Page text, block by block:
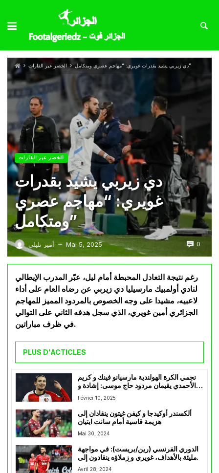
الخضر عبر القارات دي زيربي يشيد بقدرات غويري: “مهاجم عصري ومتكامل”
الخضر عبر القارات
دي زيربي يشيد بقدرات
غويري: “مهاجم عصري
ومتكامل”
أمير تليلي — Mai 5, 2025 0
رغم نتيجة التعادل المحبطة أمام ليل، عبّر المدرب الإيطالي
لنادي أولمبيك مارسيليا دي زيربي عن رضاه العام على أداء
لاعبيه، مشيدا على وجه الخصوص بالمردود المميز للمهاجم
الجزائري أمين غويري، الذي سجل هدفه الثاني على التوالي
في ظرف مباراتين.
PLUS D'ACTICLES
نجمي الكرة الهولندية مارسيانو فينك و كريم
الأحمدي يقيمان مردود حاج موسى: إشادة و
إنتقاد
Février 10, 2025
ألكسندر أوكيدجا و كيفن غيتون ينقادان إلى
هزيمة قاسية أمام سانت ايتيان
Mai 30, 2024
الدوري الفرنسي (رين/بريست): في مواجهة
مليئة بالأهداف، غويري و زملاؤه ينقادون إلى
هزيمة أمام رفاق براهيمي
Avril 28, 2024